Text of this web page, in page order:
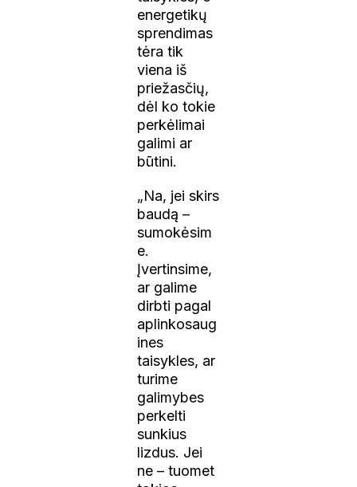
energetikų
sprendimas
tėra tik
viena iš
priežasčių,
dėl ko tokie
perkėlimai
galimi ar
būtini.
„Na, jei skirs
baudą –
sumokėsim
e.
Įvertinsime,
ar galime
dirbti pagal
aplinkosaug
ines
taisykles, ar
turime
galimybes
perkelti
sunkius
lizdus. Jei
ne – tuomet